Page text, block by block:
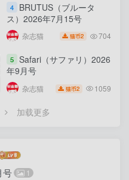
日本男士时尚生活杂志
4
BRUTUS（ブルータ
ス）2026年7月15号
杂志猫 猫币2 704
5 Safari（サファリ）2026
年9月号
杂志猫 猫币2 1059
加载更多
号 1